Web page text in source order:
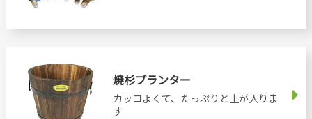
焼杉プランター
カッコよくて、たっぷりと土が入りま
す